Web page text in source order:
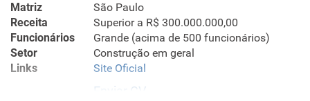
Matriz
São Paulo
Receita
Superior a R$ 300.000.000,00
Funcionários
Grande (acima de 500 funcionários)
Setor
Construção em geral
Links
Site Oficial
Enviar CV